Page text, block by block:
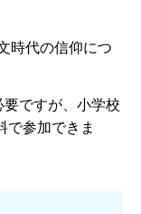
時代の信仰につ
ですが、小学校
で参加できま